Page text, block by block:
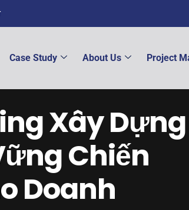
Case Study About Us Project
Xây Dựng
Chiến
Doanh